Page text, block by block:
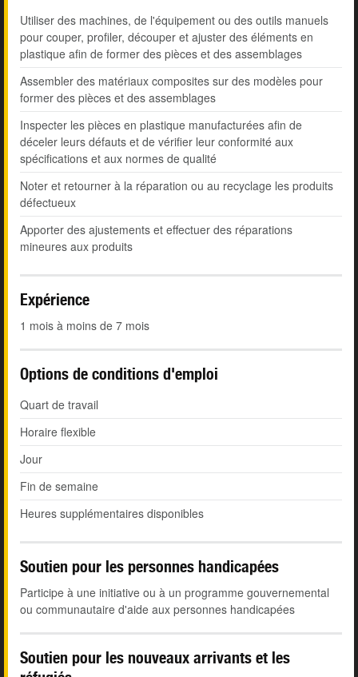
Utiliser des machines, de l'équipement ou des outils manuels
pour couper, profiler, découper et ajuster des éléments en
plastique afin de former des pièces et des assemblages
Assembler des matériaux composites sur des modèles pour
former des pièces et des assemblages
Inspecter les pièces en plastique manufacturées afin de
déceler leurs défauts et de vérifier leur conformité aux
spécifications et aux normes de qualité
Noter et retourner à la réparation ou au recyclage les produits
défectueux
Apporter des ajustements et effectuer des réparations
mineures aux produits
Expérience
1 mois à moins de 7 mois
Options de conditions d'emploi
Quart de travail
Horaire flexible
Jour
Fin de semaine
Heures supplémentaires disponibles
Soutien pour les personnes handicapées
Participe à une initiative ou à un programme gouvernemental
ou communautaire d'aide aux personnes handicapées
Soutien pour les nouveaux arrivants et les